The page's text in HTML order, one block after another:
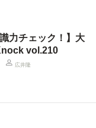
識力チェック！】大
vol.210
広井隆